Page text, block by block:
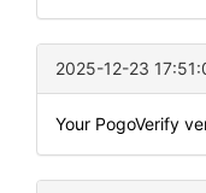
2025-12-23
Your PogoVerify